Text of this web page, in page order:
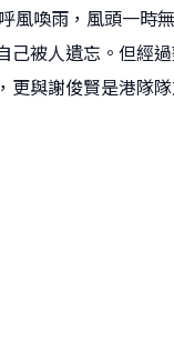
風喚雨，風頭一時
己被人遺忘。但經
更與謝俊賢是港隊